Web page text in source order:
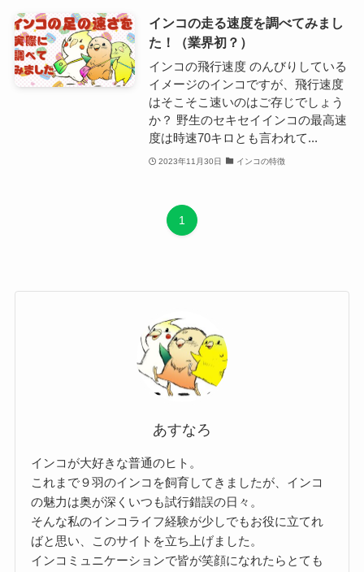
インコの走る速度を調べてみまし
た！（業界初？）
インコの飛行速度 のんびりしている
イメージのインコですが、飛行速度
はそこそこ速いのはご存じでしょう
か？ 野生のセキセイインコの最高速
度は時速70キロとも言われて...
2023年11月30日 インコの特徴
1
あすなろ
インコが大好きな普通のヒト。
これまで９羽のインコを飼育してきましたが、インコ
の魅力は奥が深くいつも試行錯誤の日々。
そんな私のインコライフ経験が少しでもお役に立てれ
ばと思い、このサイトを立ち上げました。
インコミュニケーションで皆が笑顔になれたらとても